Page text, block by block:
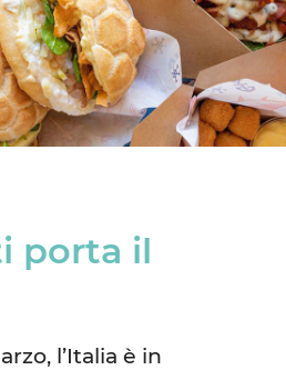
porta il
l’Italia è in